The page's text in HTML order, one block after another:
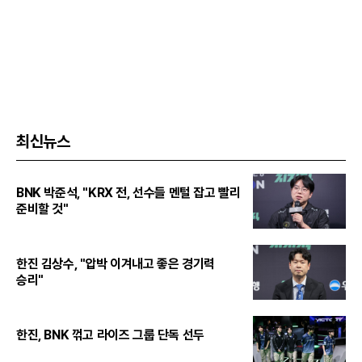
최신뉴스
BNK 박준석, "KRX 전, 선수들 멘털 잡고 빨리
준비할 것"
한진 김상수, "압박 이겨내고 좋은 경기력
승리"
한진, BNK 꺾고 라이즈 그룹 단독 선두